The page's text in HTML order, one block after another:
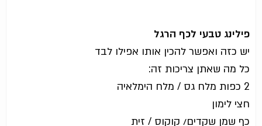
פילינג טבעי לכף הרגל
יש כזה ואפשר להכין אותו אפילו לבד
כל מה שאתן צריכות זה:
2 כפות מלח גס / מלח הימלאיה
חצי לימון
כף שמן שקדים/ קוקוס / זית